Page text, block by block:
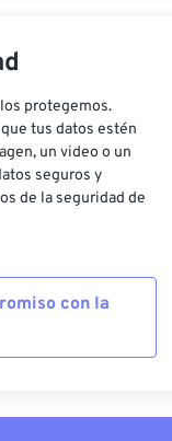
protegemos.
tus datos estén
un video o un
seguros y
de la seguridad de
con la